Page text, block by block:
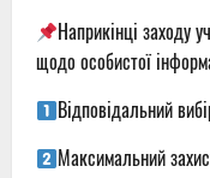
Наприкінці заходу
щодо особистої
Відповідальний
Максимальний